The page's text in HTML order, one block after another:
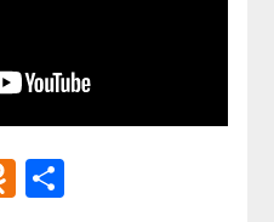
Odnoklassniki
Отправить